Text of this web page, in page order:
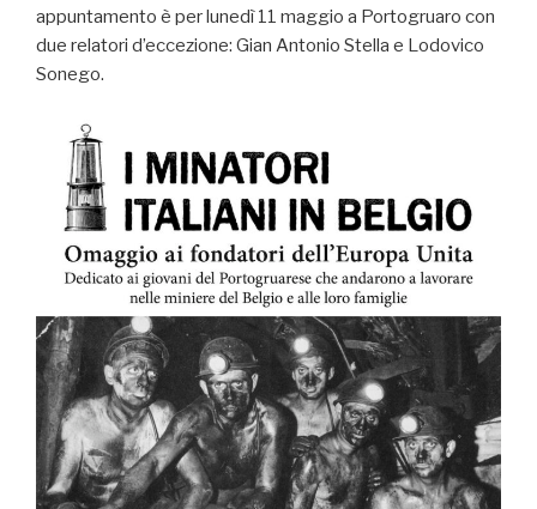
appuntamento è per lunedì 11 maggio a Portogruaro con
due relatori d’eccezione: Gian Antonio Stella e Lodovico
Sonego.